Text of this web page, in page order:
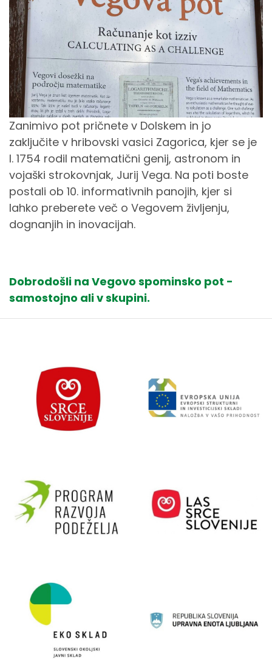
Zanimivo pot pričnete v Dolskem in jo
zaključite v hribovski vasici Zagorica, kjer se je
l. 1754 rodil matematični genij, astronom in
vojaški strokovnjak, Jurij Vega. Na poti boste
postali ob 10. informativnih panojih, kjer si
lahko preberete več o Vegovem življenju,
dognanjih in inovacijah.
Dobrodošli na Vegovo spominsko pot -
samostojno ali v skupini.